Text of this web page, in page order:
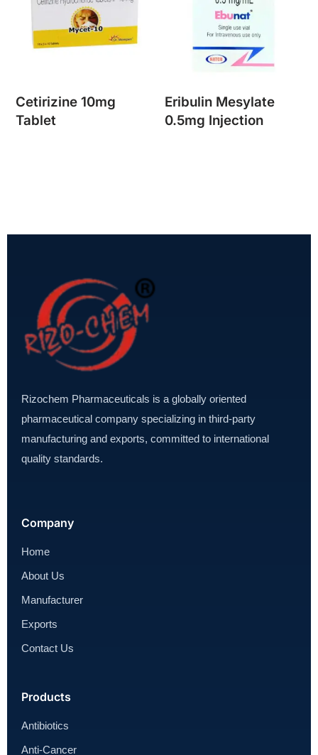
Cetirizine 10mg
Tablet
Eribulin Mesylate
0.5mg Injection
Rizochem Pharmaceuticals is a globally oriented
pharmaceutical company specializing in third-party
manufacturing and exports, committed to international
quality standards.
Company
Home
About Us
Manufacturer
Exports
Contact Us
Products
Antibiotics
Anti-Cancer